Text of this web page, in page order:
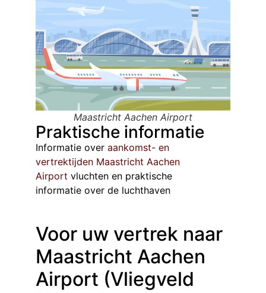
Maastricht Aachen Airport
Praktische informatie
Informatie over aankomst- en
vertrektijden Maastricht Aachen
Airport vluchten en praktische
informatie over de luchthaven
Voor uw vertrek naar
Maastricht Aachen
Airport (Vliegveld